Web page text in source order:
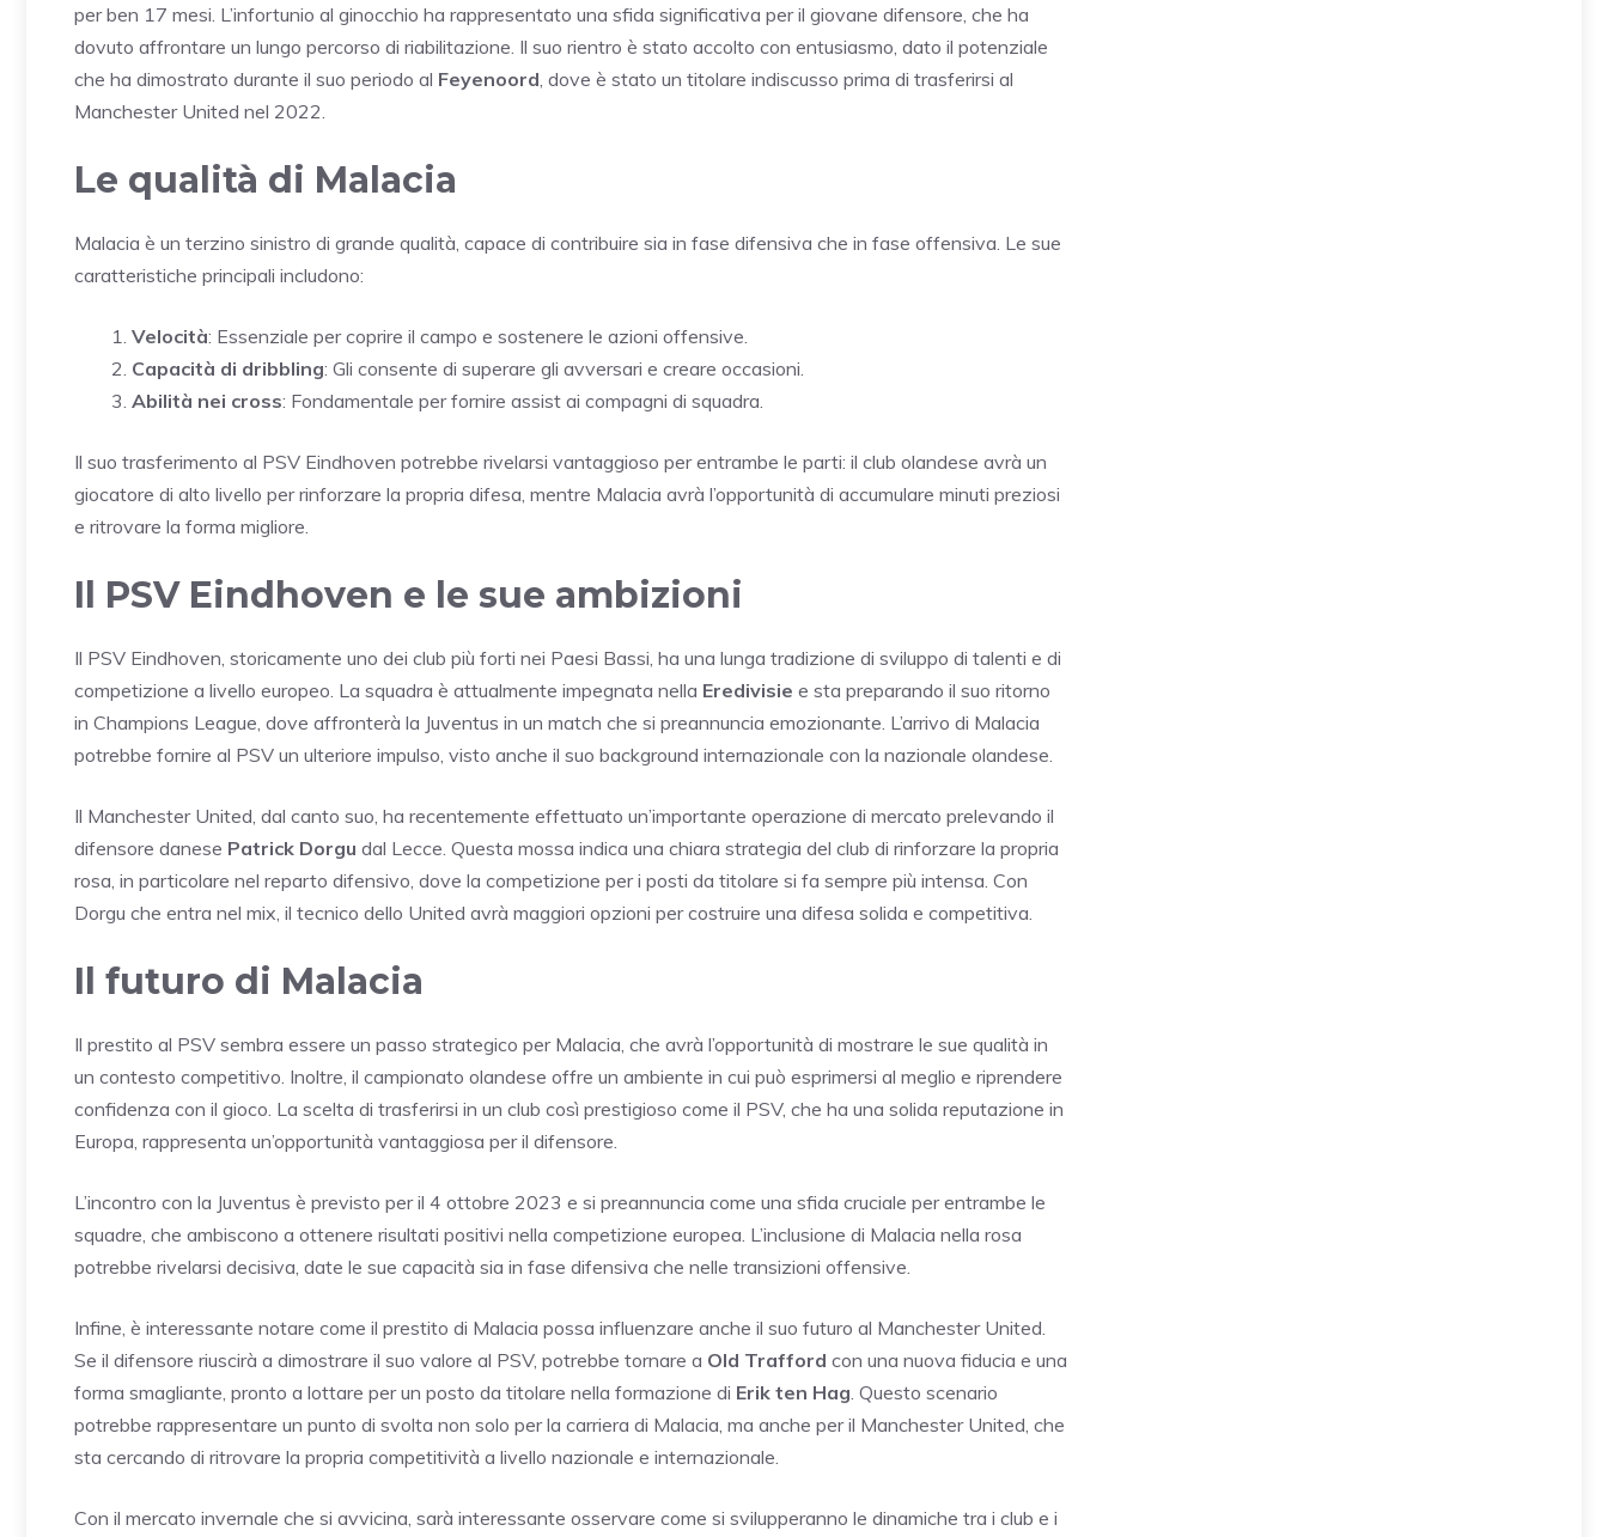
per ben 17 mesi. L’infortunio al ginocchio ha rappresentato una sfida significativa per il giovane difensore, che ha
dovuto affrontare un lungo percorso di riabilitazione. Il suo rientro è stato accolto con entusiasmo, dato il potenziale
che ha dimostrato durante il suo periodo al Feyenoord , dove è stato un titolare indiscusso prima di trasferirsi al
Manchester United nel 2022.
Le qualità di Malacia
Malacia è un terzino sinistro di grande qualità, capace di contribuire sia in fase difensiva che in fase offensiva. Le sue
caratteristiche principali includono:
Velocità: Essenziale per coprire il campo e sostenere le azioni offensive.
Capacità di dribbling: Gli consente di superare gli avversari e creare occasioni.
Abilità nei cross: Fondamentale per fornire assist ai compagni di squadra.
Il suo trasferimento al PSV Eindhoven potrebbe rivelarsi vantaggioso per entrambe le parti: il club olandese avrà un
giocatore di alto livello per rinforzare la propria difesa, mentre Malacia avrà l’opportunità di accumulare minuti preziosi
e ritrovare la forma migliore.
Il PSV Eindhoven e le sue ambizioni
Il PSV Eindhoven, storicamente uno dei club più forti nei Paesi Bassi, ha una lunga tradizione di sviluppo di talenti e di
competizione a livello europeo. La squadra è attualmente impegnata nella Eredivisie e sta preparando il suo ritorno
in Champions League, dove affronterà la Juventus in un match che si preannuncia emozionante. L’arrivo di Malacia
potrebbe fornire al PSV un ulteriore impulso, visto anche il suo background internazionale con la nazionale olandese.
Il Manchester United, dal canto suo, ha recentemente effettuato un’importante operazione di mercato prelevando il
difensore danese Patrick Dorgu dal Lecce. Questa mossa indica una chiara strategia del club di rinforzare la propria
rosa, in particolare nel reparto difensivo, dove la competizione per i posti da titolare si fa sempre più intensa. Con
Dorgu che entra nel mix, il tecnico dello United avrà maggiori opzioni per costruire una difesa solida e competitiva.
Il futuro di Malacia
Il prestito al PSV sembra essere un passo strategico per Malacia, che avrà l’opportunità di mostrare le sue qualità in
un contesto competitivo. Inoltre, il campionato olandese offre un ambiente in cui può esprimersi al meglio e riprendere
confidenza con il gioco. La scelta di trasferirsi in un club così prestigioso come il PSV, che ha una solida reputazione in
Europa, rappresenta un’opportunità vantaggiosa per il difensore.
L’incontro con la Juventus è previsto per il 4 ottobre 2023 e si preannuncia come una sfida cruciale per entrambe le
squadre, che ambiscono a ottenere risultati positivi nella competizione europea. L’inclusione di Malacia nella rosa
potrebbe rivelarsi decisiva, date le sue capacità sia in fase difensiva che nelle transizioni offensive.
Infine, è interessante notare come il prestito di Malacia possa influenzare anche il suo futuro al Manchester United.
Se il difensore riuscirà a dimostrare il suo valore al PSV, potrebbe tornare a Old Trafford con una nuova fiducia e una
forma smagliante, pronto a lottare per un posto da titolare nella formazione di Erik ten Hag . Questo scenario
potrebbe rappresentare un punto di svolta non solo per la carriera di Malacia, ma anche per il Manchester United, che
sta cercando di ritrovare la propria competitività a livello nazionale e internazionale.
Con il mercato invernale che si avvicina, sarà interessante osservare come si svilupperanno le dinamiche tra i club e i